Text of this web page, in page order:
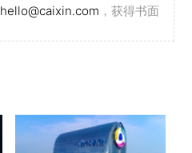
hello@caixin.com ，获得书面